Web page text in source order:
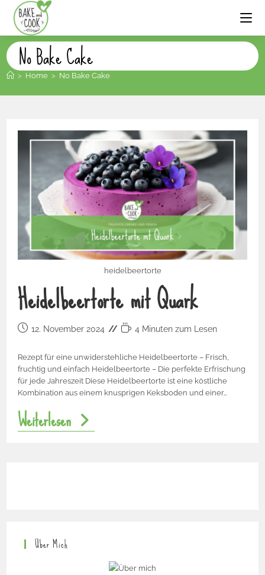
No Bake Cake
> Home > No Bake Cake
heidelbeertorte
Heidelbeertorte mit Quark
12. November 2024 4 Minuten zum Lesen
Rezept für eine unwiderstehliche Heidelbeertorte – Frisch,
fruchtig und einfach Heidelbeertorte – Die perfekte Erfrischung
für jede Jahreszeit Diese Heidelbeertorte ist eine köstliche
Kombination aus einem knusprigen Keksboden und einer…
Weiterlesen
Über Mich